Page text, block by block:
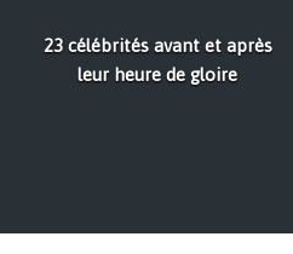
23 célébrités avant et après
leur heure de gloire